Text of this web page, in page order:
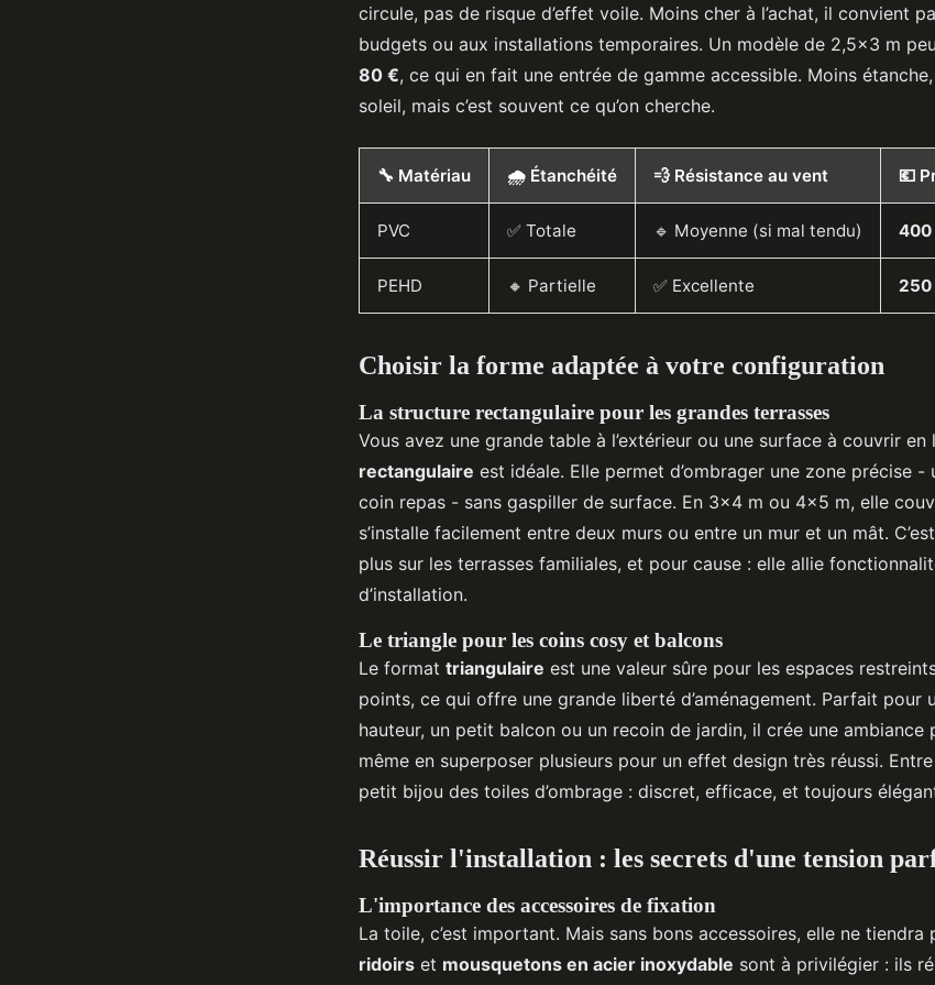
circule, pas de risque d’effet voile. Moins cher à l’achat, il convient
budgets ou aux installations temporaires. Un modèle de 2,5x3 m
80 €, ce qui en fait une entrée de gamme accessible. Moins
soleil, mais c’est souvent ce qu’on cherche.
🔧 Matériau 🌧️ Étanchéité 💨 Résistance au vent 💶
PVC ✅ Totale 🔹 Moyenne (si mal tendu) 400
PEHD 🔸 Partielle ✅ Excellente 250
Choisir la forme adaptée à votre configuration
La structure rectangulaire pour les grandes terrasses
Vous avez une grande table à l’extérieur ou une surface à couvrir en
rectangulaire est idéale. Elle permet d’ombrager une zone précise -
coin repas - sans gaspiller de surface. En 3x4 m ou 4x5 m, elle
s’installe facilement entre deux murs ou entre un mur et un mât.
plus sur les terrasses familiales, et pour cause : elle allie
d’installation.
Le triangle pour les coins cosy et balcons
Le format triangulaire est une valeur sûre pour les espaces
points, ce qui offre une grande liberté d’aménagement. Parfait pour
hauteur, un petit balcon ou un recoin de jardin, il crée une ambiance
même en superposer plusieurs pour un effet design très réussi. Entre
petit bijou des toiles d’ombrage : discret, efficace, et toujours
Réussir l'installation : les secrets d'une tension
L'importance des accessoires de fixation
La toile, c’est important. Mais sans bons accessoires, elle ne tiendra
ridoirs et mousquetons en acier inoxydable sont à privilégier : ils